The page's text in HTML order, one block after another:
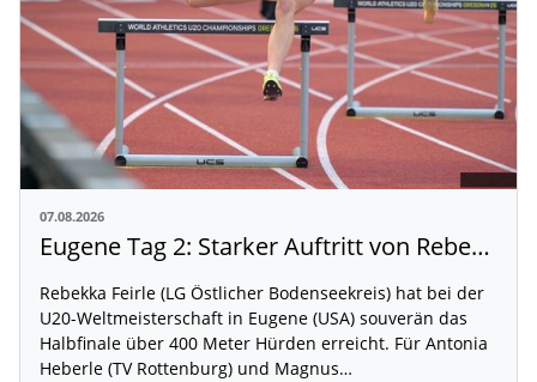
07.08.2026
Eugene Tag 2: Starker Auftritt von Rebekka Feirle bei der U20-WM
Rebekka Feirle (LG Östlicher Bodenseekreis) hat bei der
U20-Weltmeisterschaft in Eugene (USA) souverän das
Halbfinale über 400 Meter Hürden erreicht. Für Antonia
Heberle (TV Rottenburg) und Magnus…